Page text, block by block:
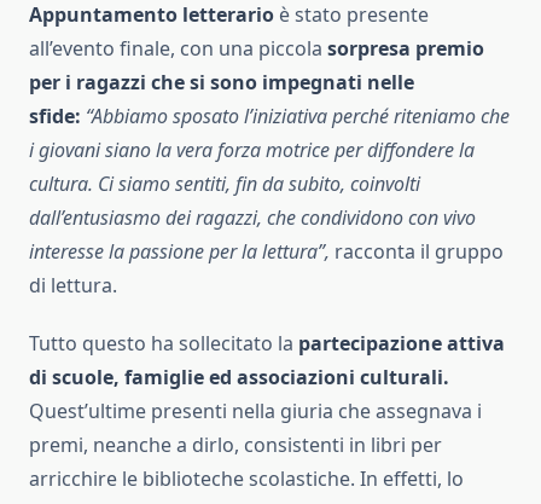
Appuntamento letterario è stato presente
all’evento finale, con una piccola sorpresa premio
per i ragazzi che si sono impegnati nelle
sfide: “Abbiamo sposato l’iniziativa perché riteniamo che
i giovani siano la vera forza motrice per diffondere la
cultura. Ci siamo sentiti, fin da subito, coinvolti
dall’entusiasmo dei ragazzi, che condividono con vivo
interesse la passione per la lettura”, racconta il gruppo
di lettura.
Tutto questo ha sollecitato la partecipazione attiva
di scuole, famiglie ed associazioni culturali.
Quest’ultime presenti nella giuria che assegnava i
premi, neanche a dirlo, consistenti in libri per
arricchire le biblioteche scolastiche. In effetti, lo